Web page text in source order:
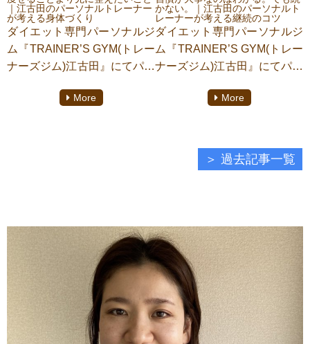
｜江古田のパーソナルトレーナー
が考える身体づくり
ダイエット専門パーソナルジ
ム『TRAINER’S GYM(トレー
ナーズジム)江古田』にてパー
ります【田中衆歩】がご紹介
More
かない。｜江古田のパーソナルト
レーナーが考える継続のコツ
ダイエット専門パーソナルジ
ム『TRAINER’S GYM(トレー
ナーズジム)江古田』にてパー
ります【田中衆歩】がご紹介
い。”にしてしまう人に詳しく
お話していきます。ぜひ、最
ます。
More
過去記事一覧